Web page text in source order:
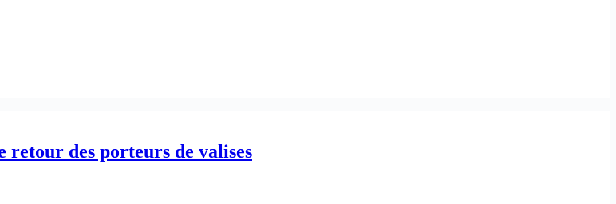
retour des porteurs de valises